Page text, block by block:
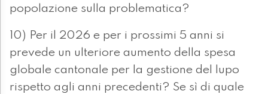
popolazione sulla problematica?
10) Per il 2026 e per i prossimi 5 anni si
prevede un ulteriore aumento della spesa
globale cantonale per la gestione del lupo
rispetto agli anni precedenti? Se sì di quale